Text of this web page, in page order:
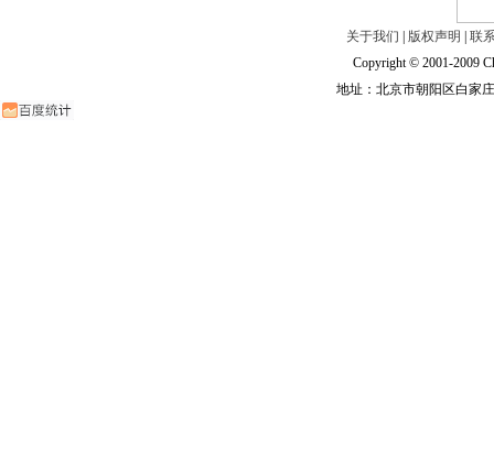
关于我们 版权声明
联
Copyright © 2001-2009
地址：北京市朝阳区白家